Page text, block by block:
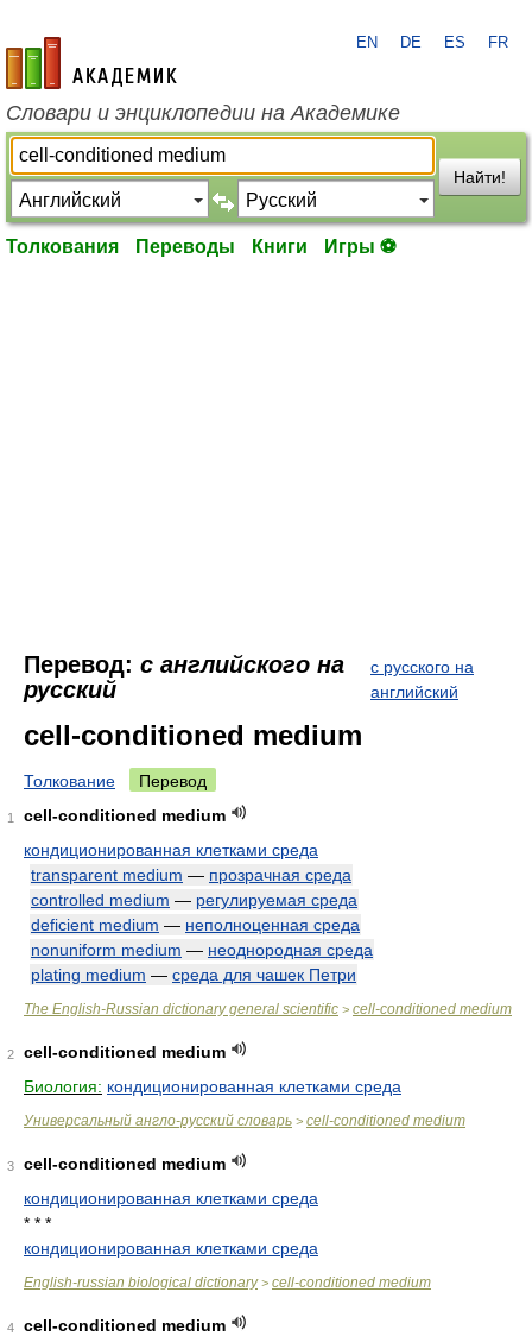
academic.ru
EN DE ES FR
Словари и энциклопедии на Академике
Найти!
Толкования Переводы Книги Игры ⚽
Перевод: с английского на
русский
с русского на
английский
cell-conditioned medium
Толкование Перевод
1
cell-conditioned medium
кондиционированная клетками среда
transparent medium — прозрачная среда
controlled medium — регулируемая среда
deficient medium — неполноценная среда
nonuniform medium — неоднородная среда
plating medium — среда для чашек Петри
The English-Russian dictionary general scientific > cell-conditioned medium
2
cell-conditioned medium
Биология: кондиционированная клетками среда
Универсальный англо-русский словарь > cell-conditioned medium
3
cell-conditioned medium
кондиционированная клетками среда
* * *
кондиционированная клетками среда
English-russian biological dictionary> cell-conditioned medium
4
cell-conditioned medium